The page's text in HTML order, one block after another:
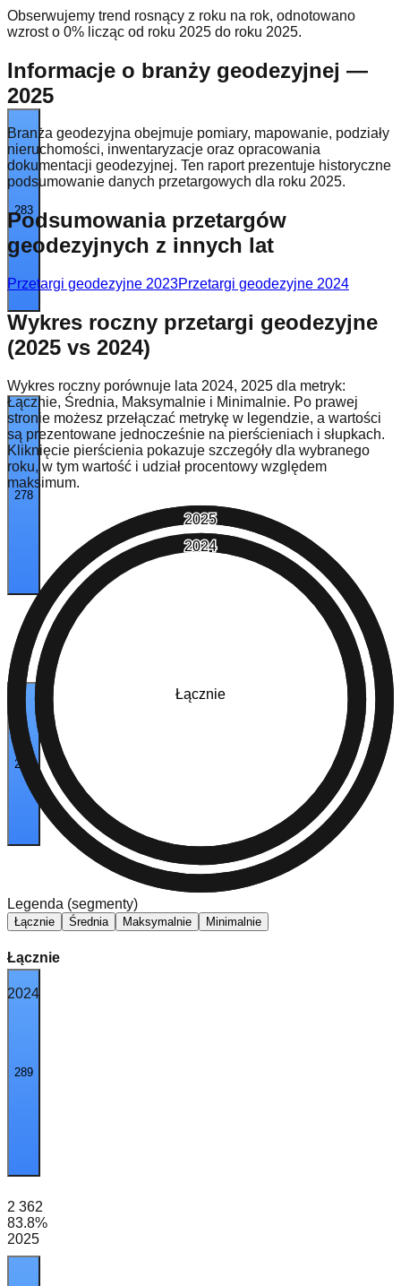
283
278
228
289
Obserwujemy trend rosnący z roku na rok, odnotowano
wzrost o 0% licząc od roku 2025 do roku 2025.
Informacje o branży geodezyjnej —
2025
Branża geodezyjna obejmuje pomiary, mapowanie, podziały
nieruchomości, inwentaryzacje oraz opracowania
dokumentacji geodezyjnej. Ten raport prezentuje historyczne
podsumowanie danych przetargowych dla roku 2025.
Podsumowania przetargów
geodezyjnych z innych lat
Przetargi geodezyjne 2023Przetargi geodezyjne 2024
Wykres roczny przetargi geodezyjne
(2025 vs 2024)
Wykres roczny porównuje lata 2024, 2025 dla metryk:
Łącznie, Średnia, Maksymalnie i Minimalnie. Po prawej
stronie możesz przełączać metrykę w legendzie, a wartości
są prezentowane jednocześnie na pierścieniach i słupkach.
Kliknięcie pierścienia pokazuje szczegóły dla wybranego
roku, w tym wartość i udział procentowy względem
maksimum.
2025
2024
Łącznie
Legenda (segmenty)
Łącznie Średnia Maksymalnie Minimalnie
Łącznie
2024
2 362
83.8%
2025